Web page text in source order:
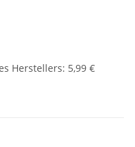
Herstellers: 5,99 €